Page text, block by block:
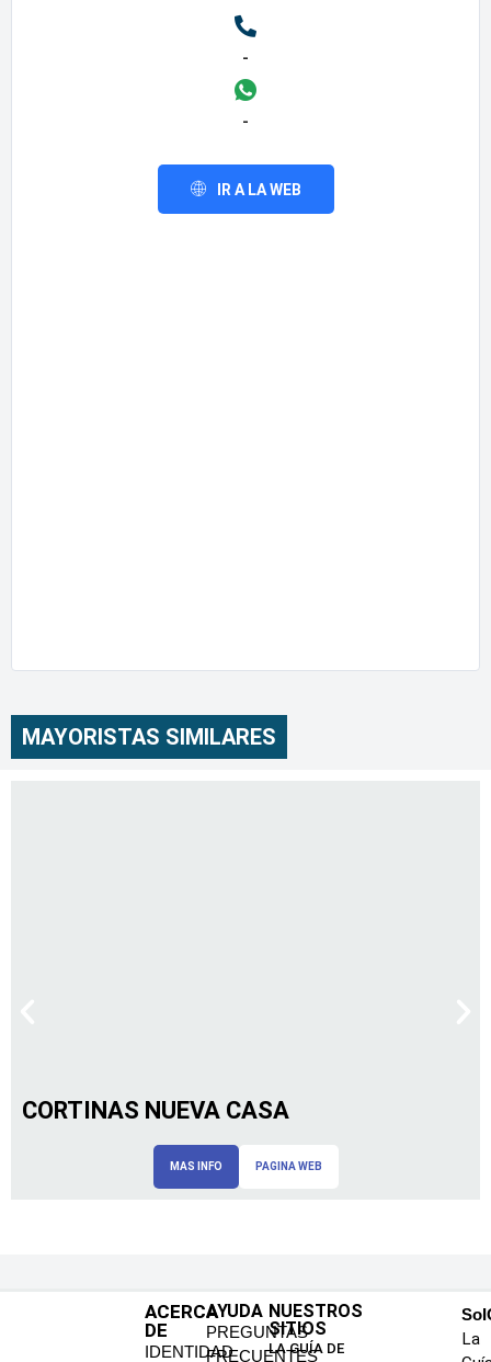
-
-
IR A LA WEB
MAYORISTAS SIMILARES
CORTINAS NUEVA CASA
MAS INFO PAGINA WEB
ACERCA
DE
IDENTIDAD
AYUDA
PREGUNTAS
FRECUENTES
NUESTROS
SITIOS
LA GUÍA DE
La